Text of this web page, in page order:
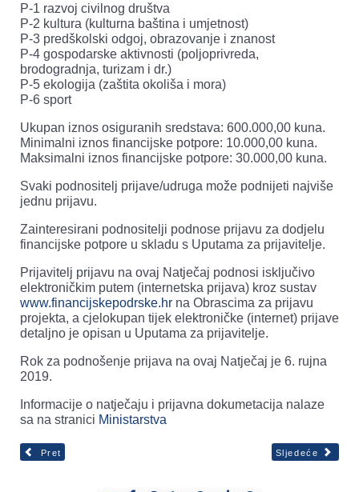
P-1 razvoj civilnog društva
P-2 kultura (kulturna baština i umjetnost)
P-3 predškolski odgoj, obrazovanje i znanost
P-4 gospodarske aktivnosti (poljoprivreda,
brodogradnja, turizam i dr.)
P-5 ekologija (zaštita okoliša i mora)
P-6 sport
Ukupan iznos osiguranih sredstava: 600.000,00 kuna.
Minimalni iznos financijske potpore: 10.000,00 kuna.
Maksimalni iznos financijske potpore: 30.000,00 kuna.
Svaki podnositelj prijave/udruga može podnijeti najviše
jednu prijavu.
Zainteresirani podnositelji podnose prijavu za dodjelu
financijske potpore u skladu s Uputama za prijavitelje.
Prijavitelj prijavu na ovaj Natječaj podnosi isključivo
elektroničkim putem (internetska prijava) kroz sustav
www.financijskepodrske.hr na Obrascima za prijavu
projekta, a cjelokupan tijek elektroničke (internet) prijave
detaljno je opisan u Uputama za prijavitelje.
Rok za podnošenje prijava na ovaj Natječaj je 6. rujna
2019.
Informacije o natječaju i prijavna dokumetacija nalaze
sa na stranici Ministarstva
Pret Sljedeće